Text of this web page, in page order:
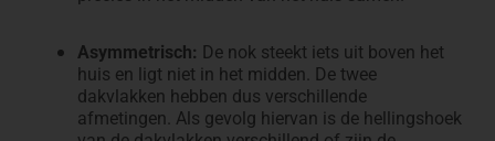
Asymmetrisch: De nok steekt iets uit boven het
huis en ligt niet in het midden. De twee
dakvlakken hebben dus verschillende
afmetingen. Als gevolg hiervan is de hellingshoek